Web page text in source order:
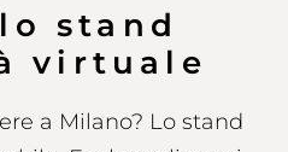
stand
virtuale
a Milano? Lo stand